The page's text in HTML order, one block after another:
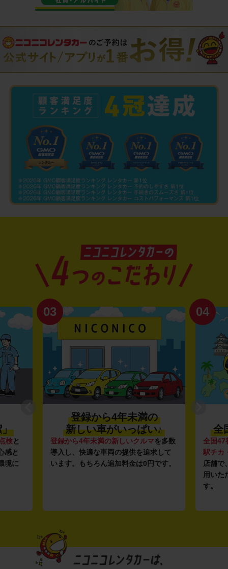
」
検と
感と
境に
03
登録から4年未満の
新しい車がいっぱい♪
登録から4年未満の新しいクルマを多数
導入し、快適な車両の提供を追求して
います。もちろん追加料金は0円です。
04
全
全国47
駅チカ
店舗で
用いた
す。